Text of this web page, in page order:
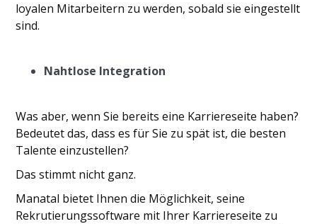
loyalen Mitarbeitern zu werden, sobald sie eingestellt
sind.
Nahtlose Integration
Was aber, wenn Sie bereits eine Karriereseite haben?
Bedeutet das, dass es für Sie zu spät ist, die besten
Talente einzustellen?
Das stimmt nicht ganz.
Manatal bietet Ihnen die Möglichkeit, seine
Rekrutierungssoftware mit Ihrer Karriereseite zu